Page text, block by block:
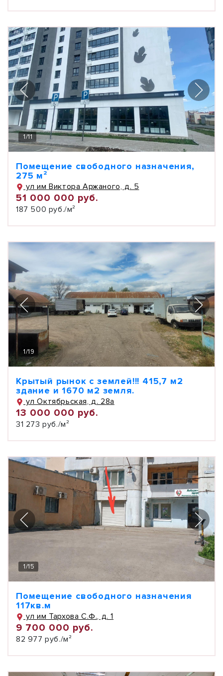
1/11
Помещение свободного назначения,
275 м²
ул им Виктора Аржаного, д. 5
51 000 000 руб.
187 500 руб./м²
1/19
Крытый рынок с землей!!! 415,7 м2
здание и 1670 м2 земля.
ул Октябрьская, д. 28а
13 000 000 руб.
31 273 руб./м²
1/15
Помещение свободного назначения
117кв.м
ул им Тархова С.Ф., д. 1
9 700 000 руб.
82 977 руб./м²